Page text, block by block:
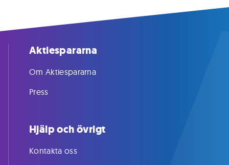
Aktiespararna
Om Aktiespararna
Press
Hjälp och övrigt
Kontakta oss